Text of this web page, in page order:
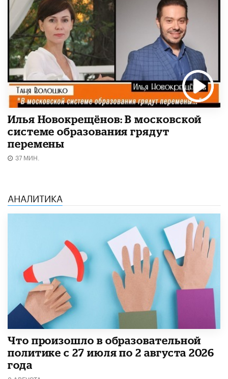
Илья Новокрещёнов: В московской
системе образования грядут
перемены
37 МИН.
АНАЛИТИКА
​Что произошло в образовательной
политике с 27 июля по 2 августа 2026
года